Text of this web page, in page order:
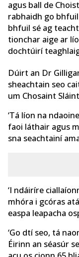
agus ball de
rabhaidh go
bhfuil sé ag
tionchar aige ar
dochtúirí
Dúirt an Dr
sheachtain seo
um Chosaint
‘Tá líon na
faoi láthair agus
sna seachtainí
‘I ndáiríre
mhóra i gcóras
easpa leapacha
‘Go dtí seo, tá
Éirinn an séasúr